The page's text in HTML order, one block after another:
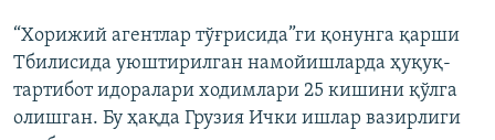
“Хорижий агентлар тўғрисида”ги қонунга қарши
Тбилисида уюштирилган намойишларда ҳуқуқ-
тартибот идоралари ходимлари 25 кишини қўлга
олишган. Бу ҳақда Грузия Ички ишлар вазирлиги